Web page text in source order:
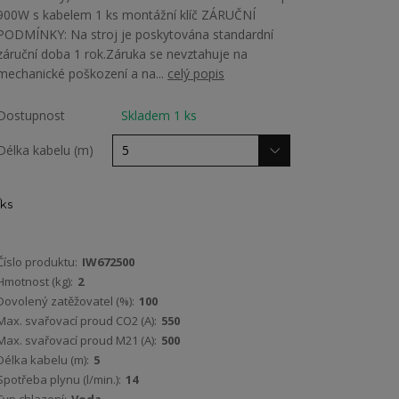
s kabelem 1 ks montážní klíč ZÁRUČNÍ
Na stroj je poskytována standardní
doba 1 rok.Záruka se nevztahuje na
poškození a na... celý popis
Skladem 1 ks
kabelu (m)
ks
produktu: IW672500
(kg): 2
zatěžovatel (%): 100
svařovací proud CO2 (A): 550
svařovací proud M21 (A): 500
kabelu (m): 5
plynu (l/min.): 14